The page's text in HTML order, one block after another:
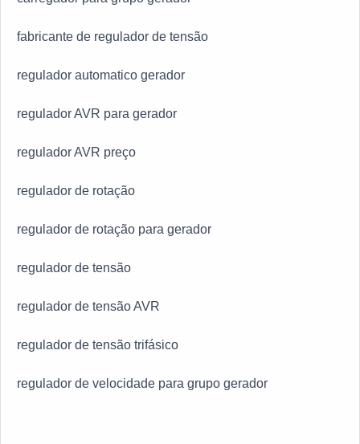
fabricante de regulador de tensão
regulador automatico gerador
regulador AVR para gerador
regulador AVR preço
regulador de rotação
regulador de rotação para gerador
regulador de tensão
regulador de tensão AVR
regulador de tensão trifásico
regulador de velocidade para grupo gerador